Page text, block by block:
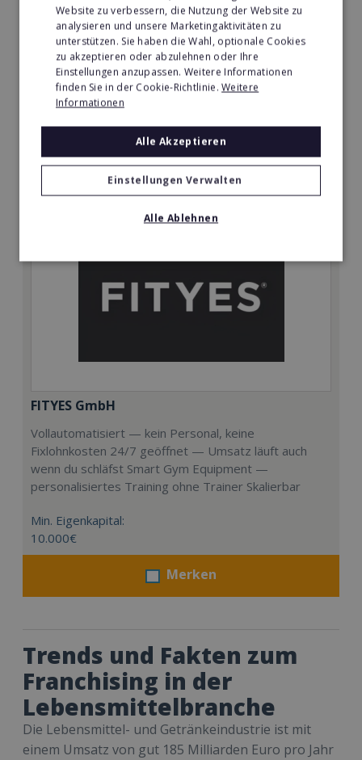
Oldtimer Investment
Selbstständig mit Oldtimern? Wir sind Europas Nr. 1
im Oldtimer-Investmentbereich.
Min. Eigenkapital:
Merken
FITYES GmbH
Vollautomatisiert — kein Personal, keine
Fixlohnkosten 24/7 geöffnet — Umsatz läuft auch
wenn du schläfst Smart Gym Equipment —
personalisiertes Training ohne Trainer Skalierbar
Min. Eigenkapital:
10.000€
Merken
Trends und Fakten zum
Franchising in der
Lebensmittelbranche
Die Lebensmittel- und Getränkeindustrie ist mit
einem Umsatz von gut 185 Milliarden Euro pro Jahr
Website zu verbessern, die Nutzung der Website zu
analysieren und unsere Marketingaktivitäten zu
unterstützen. Sie haben die Wahl, optionale Cookies
zu akzeptieren oder abzulehnen oder Ihre
Einstellungen anzupassen. Weitere Informationen
finden Sie in der Cookie-Richtlinie.Weitere
Informationen
Alle Akzeptieren
Einstellungen Verwalten
Alle Ablehnen